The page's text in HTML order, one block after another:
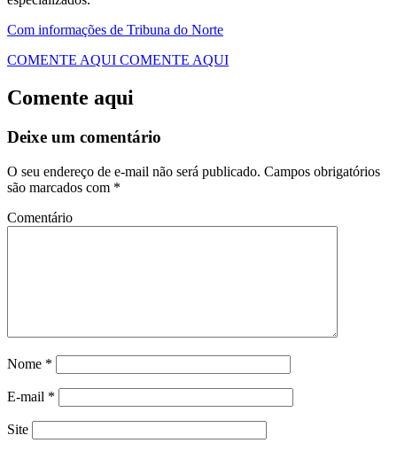
Com informações de Tribuna do Norte
COMENTE AQUI COMENTE AQUI
Comente aqui
Deixe um comentário
O seu endereço de e-mail não será publicado. Campos obrigatórios
são marcados com *
Comentário
Nome *
E-mail *
Site